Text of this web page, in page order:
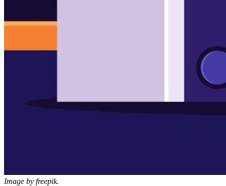
Image by freepik.